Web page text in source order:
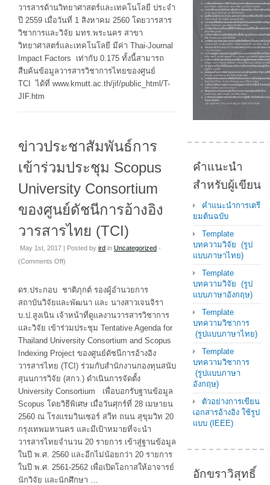
Journal
Impact
ด้าน
วารสารด้านวิทยาศาสตร์และเทคโนโลยี ประจำ
ปี 2559 เมื่อวันที่ 1 สิงหาคม 2560 โดยวารสาร
วิชาการและวิจัย มทร.พระนคร สาขา
วิทยาศาสตร์และเทคโนโลยี มีค่า Thai-Journal
Impact Factors เท่ากับ 0.175 ทั้งนี้สามารถ
สืบค้นข้อมูลวารสารวิชาการไทยของศูนย์
TCI ได้ที่ www.kmutt.ac.th/jif/public_html/T-
JIF.htm
ข่าวประชาสัมพันธ์การ
เข้าร่วมประชุม Scopus
University Consortium
ของศูนย์ดัชนีการอ้างอิง
วารสารไทย (TCI)
May 1st, 2017 | Posted by ird in Uncategorized -
(Comments Offon
ประชาสัมพันธ์
การ
เข้า
ร่วม
ประชุม
Scopus
University
Consortium
ศูนย์
ดัชนี
อ้างอิง
วารสาร
ไทย
(TCI)
)
ดร.ประกอบ ชาติภุกต์ รองผู้อำนวยการ
สถาบันวิจัยและพัฒนา และ นางสาวเจนจิรา
บ.ป.สูงเนิน เจ้าหน้าที่ดูแลงานวารสารวิชาการ
และวิจัย เข้าร่วมประชุม Tentative Agenda for
Thailand University Consortium and Scopus
Indexing Project ของศูนย์ดัชนีการอ้างอิง
วารสารไทย (TCI) ร่วมกับสำนักงานกองทุนสนับ
สุนนการวิจัย (สกว.) ดำเนินการจัดตั้ง
University Consortium เพื่อบอกรับฐานข้อมูล
Scopus โดยวิธีพิเศษ เมื่อวันศุกร์ที่ 28 เมษายน
2560 ณ โรงแรมวินเซอร์ สวีท ถนน สุขุมวิท 20
กรุงเทพมหานคร และมีเป้าหมายที่จะนำ
วารสารไทยจำนวน 20 รายการ เข้าสู่ฐานข้อมูล
ในปี พ.ศ. 2560 และอีกไม่น้อยกว่า 20 รายการ
ในปี พ.ศ. 2561-2562 เพื่อเปิดโอกาสให้อาจารย์
นักวิจัย และนักศึกษา …
คำแนะนำ
สำหรับผู้เขียน
คำแนะนำการเตรี
ยมต้นฉบับ
Template
บทความวิจัย (รูป
แบบภาษาไทย)
Template
บทความวิจัย (รูป
แบบภาษาอังกฤษ)
Template
บทความวิชาการ
(รูปแบบภาษาไทย)
Template
บทความวิชาการ
(รูปแบบภาษา
อังกฤษ)
ตัวอย่างการเขียน
เอกสารอ้างอิง ใช้รูป
แบบ (IEEE)
อักขราวิสุทธิ์